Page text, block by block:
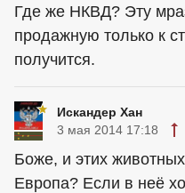
Где же НКВД? Эту
продажную только к
получится.
Искандер Хан
3 мая 2014 17:18
Боже, и этих
Европа? Если в неё